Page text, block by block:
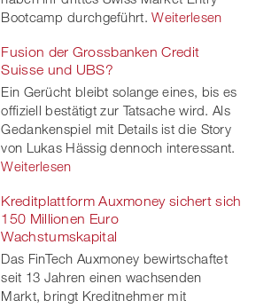
Bootcamp durchgeführt. Weiterlesen
Fusion der Grossbanken Credit
Suisse und UBS?
Ein Gerücht bleibt solange eines, bis es
offiziell bestätigt zur Tatsache wird. Als
Gedankenspiel mit Details ist die Story
von Lukas Hässig dennoch interessant.
Weiterlesen
Kreditplattform Auxmoney sichert sich
150 Millionen Euro
Wachstumskapital
Das FinTech Auxmoney bewirtschaftet
seit 13 Jahren einen wachsenden
Markt, bringt Kreditnehmer mit